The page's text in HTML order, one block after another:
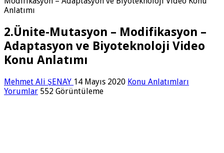
Anlatımı
2.Ünite-Mutasyon – Modifikasyon –
Adaptasyon ve Biyoteknoloji Video
Konu Anlatımı
Mehmet Ali ŞENAY 14 Mayıs 2020 Konu Anlatımları
Yorumlar 552 Görüntüleme